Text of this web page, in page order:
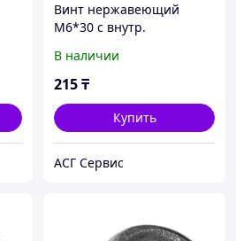
Винт нержавеющий
М6*30 с внутр.
912
В наличии
215₸
Купить
АСГ Сервис